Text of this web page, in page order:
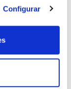
Configurar
de
necesarios